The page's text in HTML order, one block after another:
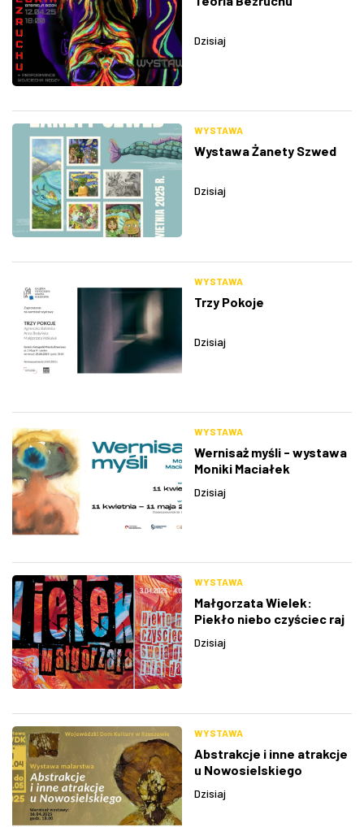
Dzisiaj
WYSTAWA
Wystawa Żanety Szwed
Dzisiaj
WYSTAWA
Trzy Pokoje
Dzisiaj
WYSTAWA
Wernisaż myśli - wystawa
Moniki Maciałek
Dzisiaj
WYSTAWA
Małgorzata Wielek:
Piekło niebo czyściec raj
Dzisiaj
WYSTAWA
Abstrakcje i inne atrakcje
u Nowosielskiego
Dzisiaj